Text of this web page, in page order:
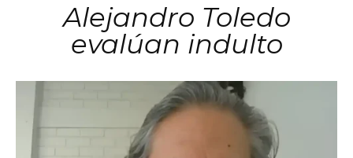
Alejandro Toledo
evalúan indulto